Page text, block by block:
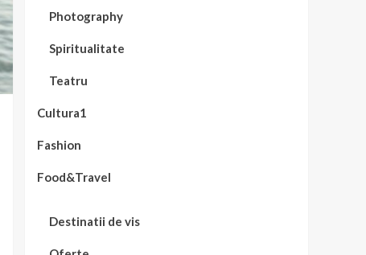
Photography
Spiritualitate
Teatru
Cultura1
Fashion
Food&Travel
Destinatii de vis